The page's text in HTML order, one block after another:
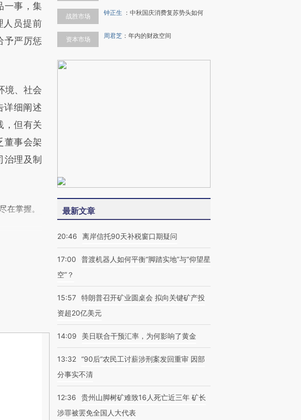
一事，集
人员提前
予严厉惩
、社会
详细阐述
，但有关
董事会架
理及制
在掌握。
战胜市场 钟正生 ： 中秋国庆消费复苏势头如何
资本市场 周君芝 ： 年内的财政空间
最新文章
20:46 离岸信托90天补税窗口期疑问
17:00
普渡机器人如何平衡“脚踏实地”与“仰望星
空”？
15:57 特朗普召开矿业圆桌会 拟向关键矿产投
资超20亿美元
14:09 美日联合干预汇率，为何影响了黄金
13:32 “90后”农民工讨薪涉刑案发回重审 因部
分事实不清
12:36
贵州山脚树矿难致16人死亡近三年 矿长
涉罪被罢免全国人大代表